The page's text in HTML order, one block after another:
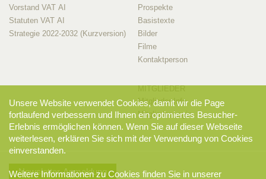
Vorstand VAT AI
Statuten VAT AI
Strategie 2022-2032 (Kurzversion)
Prospekte
Basistexte
Bilder
Filme
Kontaktperson
Mitglieder-Info
Mitglieder-Login
Newsletter-Anmeldung
Unsere Website verwendet Cookies, damit wir die Page
fortlaufend verbessern und Ihnen ein optimiertes Besucher-
Erlebnis ermöglichen können. Wenn Sie auf dieser Webseite
weiterlesen, erklären Sie sich mit der Verwendung von Cookies
einverstanden.
Weitere Informationen zu Cookies finden Sie in unserer